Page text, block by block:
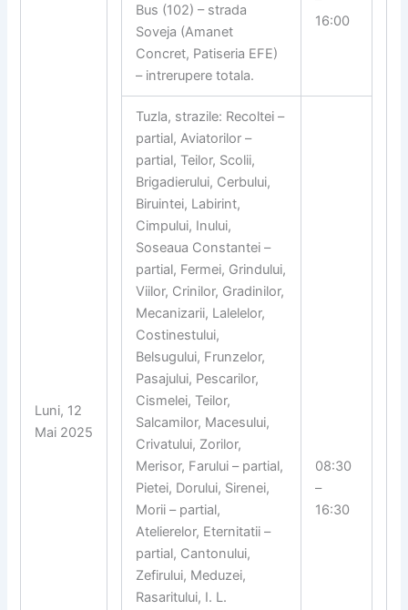
Luni, 12
Mai 2025
Bus (102) – strada
Soveja (Amanet
Concret, Patiseria EFE)
– intrerupere totala.
16:00
Tuzla, strazile: Recoltei –
partial, Aviatorilor –
partial, Teilor, Scolii,
Brigadierului, Cerbului,
Biruintei, Labirint,
Cimpului, Inului,
Soseaua Constantei –
partial, Fermei, Grindului,
Viilor, Crinilor, Gradinilor,
Mecanizarii, Lalelelor,
Costinestului,
Belsugului, Frunzelor,
Pasajului, Pescarilor,
Cismelei, Teilor,
Salcamilor, Macesului,
Crivatului, Zorilor,
Merisor, Farului – partial,
Pietei, Dorului, Sirenei,
Morii – partial,
Atelierelor, Eternitatii –
partial, Cantonului,
Zefirului, Meduzei,
Rasaritului, I. L.
08:30
–
16:30